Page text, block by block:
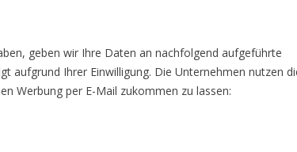
geben wir Ihre Daten an nachfolgend aufgeführte
aufgrund Ihrer Einwilligung. Die Unternehmen nutzen
Werbung per E-Mail zukommen zu lassen: